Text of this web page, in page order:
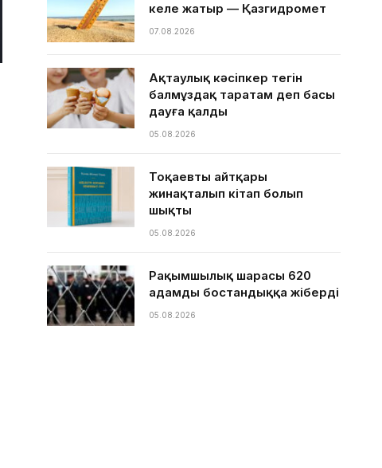
келе жатыр — Қазгидромет
07.08.2026
Ақтаулық кәсіпкер тегін
балмұздақ таратам деп басы
дауға қалды
05.08.2026
Тоқаевтың айтқары
жинақталып кітап болып
шықты
05.08.2026
Рақымшылық шарасы 620
адамды бостандыққа жіберді
05.08.2026